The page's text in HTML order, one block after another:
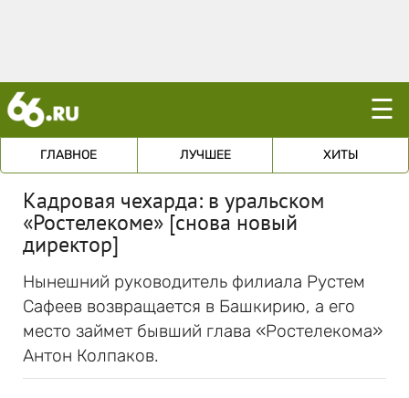
☰
ГЛАВНОЕ ЛУЧШЕЕ ХИТЫ
Кадровая чехарда: в уральском
«Ростелекоме» [снова новый
директор]
Нынешний руководитель филиала Рустем
Сафеев возвращается в Башкирию, а его
место займет бывший глава «Ростелекома»
Антон Колпаков.